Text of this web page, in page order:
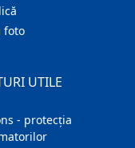
foto
UTILE
- protecția